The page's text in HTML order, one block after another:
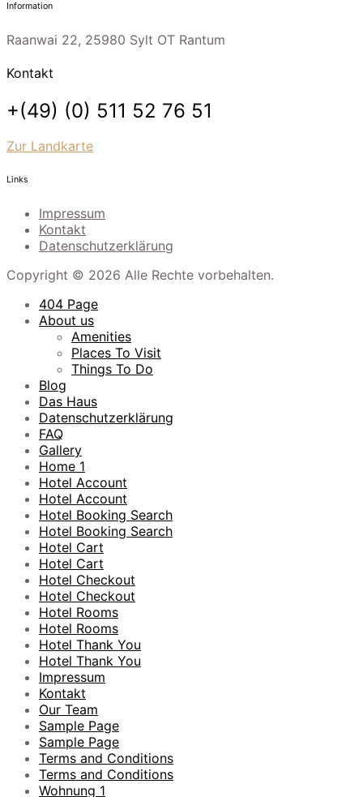
Information
Raanwai 22, 25980 Sylt OT Rantum
Kontakt
+(49) (0) 511 52 76 51
Zur Landkarte
Links
Impressum
Kontakt
Datenschutzerklärung
Copyright © 2026 Alle Rechte vorbehalten.
404 Page
About us
Amenities
Places To Visit
Things To Do
Blog
Das Haus
Datenschutzerklärung
FAQ
Gallery
Home 1
Hotel Account
Hotel Account
Hotel Booking Search
Hotel Booking Search
Hotel Cart
Hotel Cart
Hotel Checkout
Hotel Checkout
Hotel Rooms
Hotel Rooms
Hotel Thank You
Hotel Thank You
Impressum
Kontakt
Our Team
Sample Page
Sample Page
Terms and Conditions
Terms and Conditions
Wohnung 1